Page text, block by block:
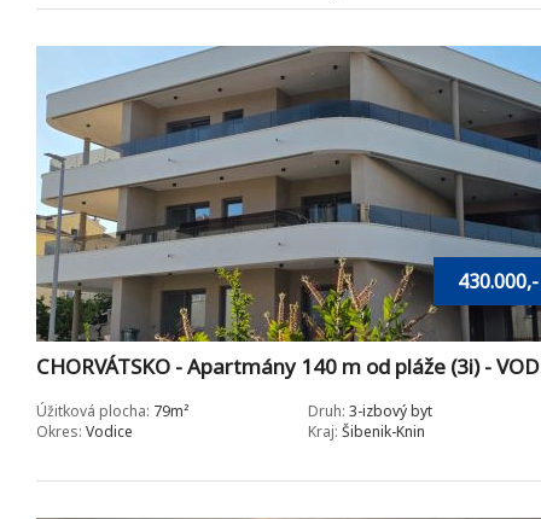
CHORVÁTSKO - Apartmány 140 m od pláže (3i) -
Úžitková plocha: 79m² Druh: 3-izbový byt
Okres: Vodice Kraj: Šibenik-Knin